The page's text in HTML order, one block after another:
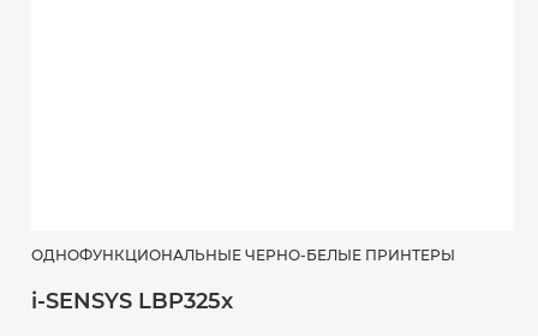
ОДНОФУНКЦИОНАЛЬНЫЕ ЧЕРНО-БЕЛЫЕ ПРИНТЕРЫ
i-SENSYS LBP325x